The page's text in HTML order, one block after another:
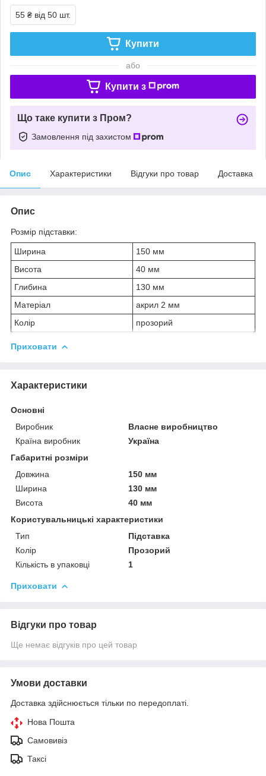
55 ₴ від 50 шт.
Купити
або
Купити з
Що таке купити з Пром?
Замовлення під захистом
Опис Характеристики Відгуки про товар Доставка
Опис
Розмір підставки:
Ширина
150 мм
Висота
40 мм
Глибина
130 мм
Матеріал
акрил 2 мм
Колір
прозорий
Приховати
Характеристики
Основні
Виробник
Власне виробництво
Країна виробник
Україна
Габаритні розміри
Довжина
150 мм
Ширина
130 мм
Висота
40 мм
Користувальницькі характеристики
Тип
Підставка
Колір
Прозорий
Кількість в упаковці
1
Приховати
Відгуки про товар
Ще немає відгуків про цей товар
Умови доставки
Доставка здійснюється тільки по передоплаті.
Нова Пошта
Самовивіз
Таксі